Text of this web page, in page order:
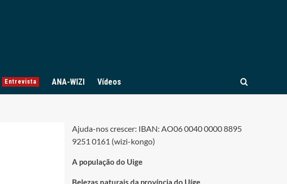
Entrevista ANA-WIZI Vídeos
Ajuda-nos crescer: IBAN: AO06 0040 0000 8895
9251 0161 (wizi-kongo)
A população do Uige
Belezas naturais da província do Uíge